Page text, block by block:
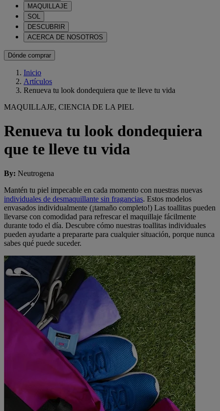
MAQUILLAJE
SOL
DESCUBRIR
ACERCA DE NOSOTROS
Dónde comprar
Inicio
Artículos
Renueva tu look dondequiera que te lleve tu vida
MAQUILLAJE, CIENCIA DE LA PIEL
Renueva tu look dondequiera
que te lleve tu vida
By: Neutrogena
Mantén tu piel impecable en cada momento con nuestras nuevas
individuales de desmaquillante sin fragancias. Estos modelos
envasados individualmente (¡tamaño completo!) Las toallitas pueden
llevarse con comodidad para refrescar el maquillaje fácilmente
durante todo el día. Descubre cómo nuestras toallitas individuales
pueden ayudarte a prepararte para cualquier situación, porque nunca
sabes qué puede suceder.